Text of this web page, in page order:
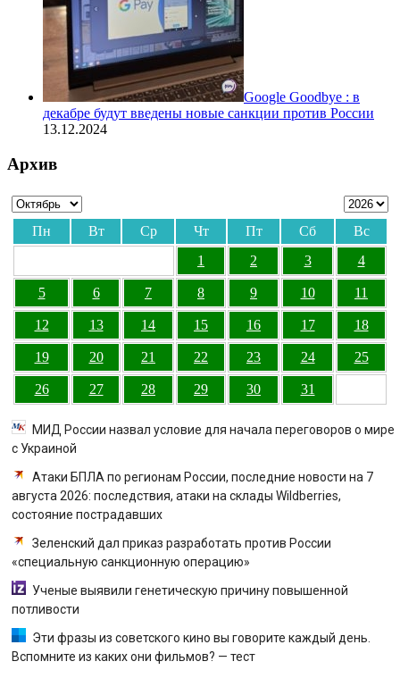
Google Goodbye : в
декабре будут введены новые санкции против России
13.12.2024
Архив
Пн Вт Ср Чт Пт Сб
Вс
1
2 3 4
5 6 7 8 9 10 11
12 13 14 15 16 17 18
19 20 21 22 23 24 25
26 27 28 29 30 31
МИД России назвал условие для начала переговоров о мире
с Украиной
Атаки БПЛА по регионам России, последние новости на 7
августа 2026: последствия, атаки на склады Wildberries,
состояние пострадавших
Зеленский дал приказ разработать против России
«специальную санкционную операцию»
Ученые выявили генетическую причину повышенной
потливости
Эти фразы из советского кино вы говорите каждый день.
Вспомните из каких они фильмов? — тест